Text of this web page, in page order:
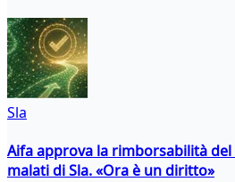
Sla
Aifa approva la rimborsabilità
malati di Sla. «Ora è un diritto»